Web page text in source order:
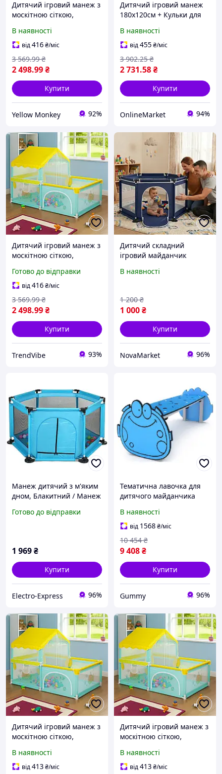
Дитячий ігровий манеж з
москітною сіткою,
/ Манеж для дітей /
Манеж-ігровий
майданчик
В наявності
від416₴/міс
2 498.99₴
3 569.99 ₴
Купити
Yellow Monkey 92%
Дитячий ігровий манеж
180х120см + Кульки для
5508 / Манеж-намет /
Манеж для дітей /
Ігровий майданчик
В наявності
від455₴/міс
2 731.58₴
3 902.25 ₴
Купити
OnlineMarket 94%
Дитячий ігровий манеж з
москітною сіткою,
/ Манеж для дітей /
Манеж-ігровий
майданчик
Готово до відправки
від416₴/міс
2 498.99₴
3 569.99 ₴
Купити
TrendVibe 93%
Дитячий складний
ігровий майданчик
блакитний, міцні
зберігання, м'яке дно,
вага 50 кг.
В наявності
1 000₴
1 200 ₴
Купити
NovaMarket 96%
Манеж дитячий з м'яким
дном, Блакитний / Манеж
Ігровий манеж / Дитячий
Готово до відправки
1 969₴
Купити
Electro-Express 96%
Тематична лавочка для
дитячого майданчика
В наявності
від 1568₴/міс
9 408₴
10 454 ₴
Купити
Gummy 96%
Дитячий ігровий манеж з
москітною сіткою,
/ Манеж для дітей /
Манеж-ігровий
В наявності
від413₴/міс
Дитячий ігровий манеж з
москітною сіткою,
/ Манеж для дітей /
Манеж-ігровий
В наявності
від413₴/міс